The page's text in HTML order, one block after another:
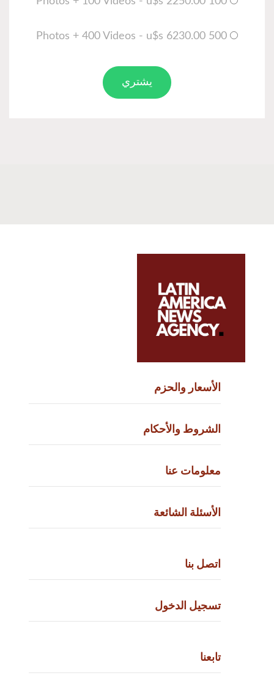
يشتري
الأسعار والحزم
الشروط والأحكام
معلومات عنا
الأسئلة الشائعة
اتصل بنا
تسجيل الدخول
تابعنا